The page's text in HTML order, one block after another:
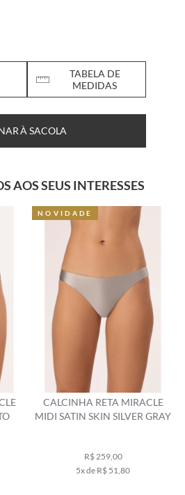
TABELA DE
MEDIDAS
À SACOLA
AOS SEUS INTERESSES
CALCINHA RETA MIRACLE
SKIN BORDEAUX
R$ 119,00
2x de R$ 59,50
30% OFF